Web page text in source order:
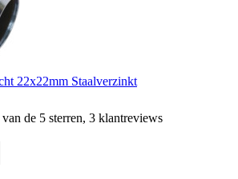
22x22mm Staalverzinkt
de 5 sterren, 3 klantreviews